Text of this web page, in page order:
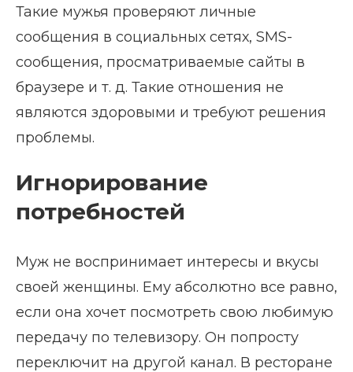
Такие мужья проверяют личные
сообщения в социальных сетях, SMS-
сообщения, просматриваемые сайты в
браузере и т. д. Такие отношения не
являются здоровыми и требуют решения
проблемы.
Игнорирование
потребностей
Муж не воспринимает интересы и вкусы
своей женщины. Ему абсолютно все равно,
если она хочет посмотреть свою любимую
передачу по телевизору. Он попросту
переключит на другой канал. В ресторане